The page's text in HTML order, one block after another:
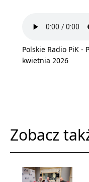
Polskie Radio PiK -
kwietnia 2026
Zobacz